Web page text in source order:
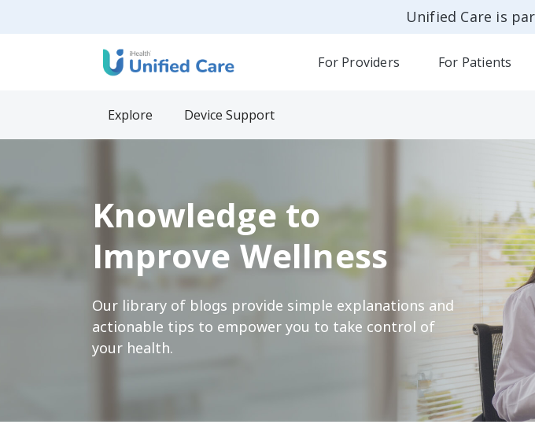
Unified Care is
For Providers For Patients
Explore Device Support
Knowledge to
Improve Wellness
Our library of blogs provide simple explanations and
actionable tips to empower you to take control of
your health.